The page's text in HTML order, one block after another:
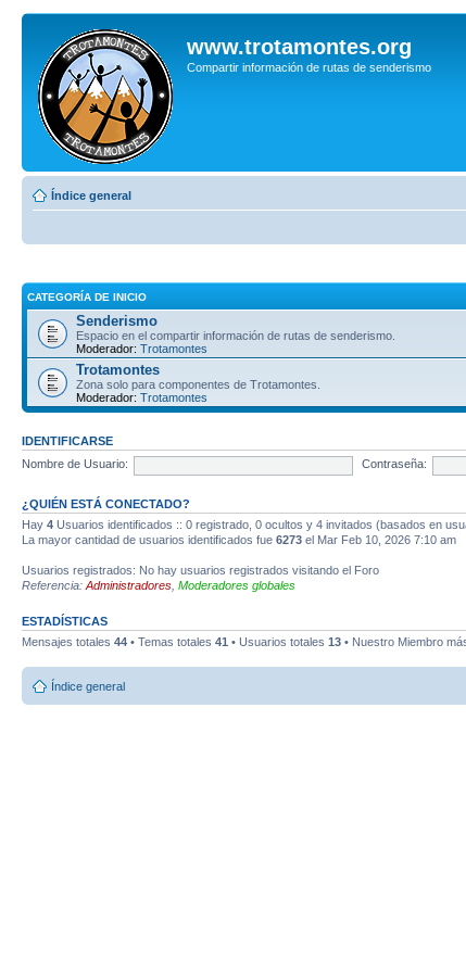
www.trotamontes.org
Compartir información de rutas de senderismo
Índice general
CATEGORÍA DE INICIO
Senderismo
Espacio en el compartir información de rutas de senderismo.
Moderador: Trotamontes
Trotamontes
Zona solo para componentes de Trotamontes.
Moderador: Trotamontes
IDENTIFICARSE
Nombre de Usuario:
Contraseña:
¿QUIÉN ESTÁ CONECTADO?
Hay 4 Usuarios identificados :: 0 registrado, 0 ocultos y 4 invitados (basados en
La mayor cantidad de usuarios identificados fue 6273 el Mar Feb 10, 2026 7:10 am
Usuarios registrados: No hay usuarios registrados visitando el Foro
Referencia: Administradores Moderadores globales
ESTADÍSTICAS
Mensajes totales 44 • Temas totales 41 • Usuarios totales 13 • Nuestro Miembro
Índice general